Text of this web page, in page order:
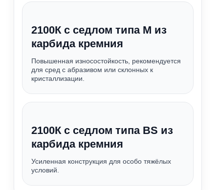
2100К с седлом типа М из
карбида кремния
Повышенная износостойкость, рекомендуется
для сред с абразивом или склонных к
кристаллизации.
2100К с седлом типа BS из
карбида кремния
Усиленная конструкция для особо тяжёлых
условий.